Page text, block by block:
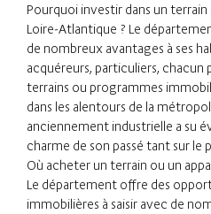
Pourquoi investir dans un
Loire-Atlantique ? Le
de nombreux avantages à ses
acquéreurs, particuliers,
terrains ou programmes
dans les alentours de la
anciennement industrielle a su
charme de son passé tant sur
Où acheter un terrain ou un
Le département offre des
immobilières à saisir avec de